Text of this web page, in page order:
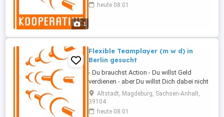
1
anpackst - Du suchst Abwechslung beim
heute 08:01
Flexible Teamplayer (m w d) in
Berlin gesucht
- Du brauchst Action - Du willst Geld
verdienen - aber Du willst Dich dabei nicht
langeweilen Dann versuch es mal bei uns!
Die Kooperative Tateinheit GmbH ist mit
seinen Teams in Berlin und ganz
Altstadt, Magdeburg, Sachsen-Anhalt,
39104
heute 08:01